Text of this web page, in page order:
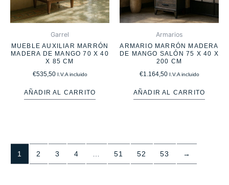
Garrel
MUEBLE AUXILIAR MARRÓN
MADERA DE MANGO 70 X 40
X 85 CM
€535,50 I.V.A incluido
AÑADIR AL CARRITO
Armarios
ARMARIO MARRÓN MADERA
DE MANGO SALÓN 75 X 40 X
200 CM
€1.164,50 I.V.A incluido
AÑADIR AL CARRITO
1 2 3 4 51 52 53 →